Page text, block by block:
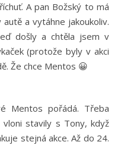
A pan Božský to má
a vytáhne jakoukoliv.
došly a chtěla jsem v
(protože byly v akci
Že chce Mentos 😀
Mentos pořádá. Třeba
stavily s Tony, když
stejná akce. Až do 24.